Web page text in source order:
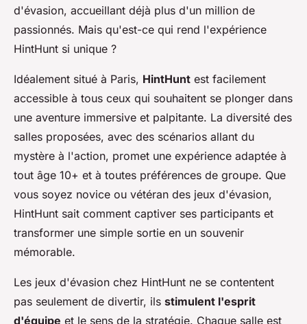
d'évasion, accueillant déjà plus d'un million de
passionnés. Mais qu'est-ce qui rend l'expérience
HintHunt si unique ?
Idéalement situé à Paris, HintHunt est facilement
accessible à tous ceux qui souhaitent se plonger dans
une aventure immersive et palpitante. La diversité des
salles proposées, avec des scénarios allant du
mystère à l'action, promet une expérience adaptée à
tout âge 10+ et à toutes préférences de groupe. Que
vous soyez novice ou vétéran des jeux d'évasion,
HintHunt sait comment captiver ses participants et
transformer une simple sortie en un souvenir
mémorable.
Les jeux d'évasion chez HintHunt ne se contentent
pas seulement de divertir, ils stimulent l'esprit
d'équipe et le sens de la stratégie. Chaque salle est